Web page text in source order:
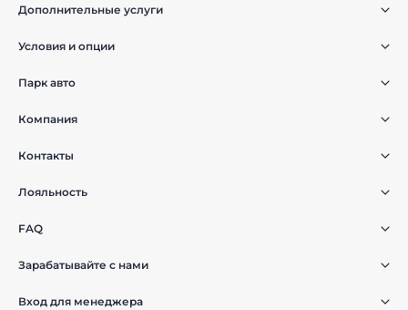
Дополнительные услуги
Условия и опции
Парк авто
Компания
Контакты
Лояльность
FAQ
Зарабатывайте с нами
Вход для менеджера